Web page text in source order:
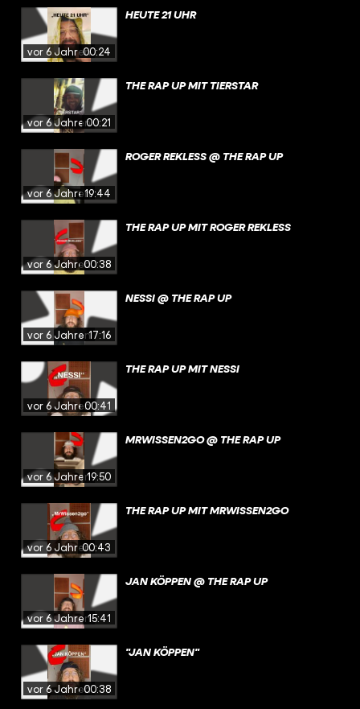
vor 6 Jahren00:24
HEUTE 21 UHR
vor 6 Jahren00:21
THE RAP UP MIT TIERSTAR
vor 6 Jahren19:44
ROGER REKLESS @ THE RAP UP
vor 6 Jahren00:38
THE RAP UP MIT ROGER REKLESS
vor 6 Jahren17:16
NESSI @ THE RAP UP
vor 6 Jahren00:41
THE RAP UP MIT NESSI
vor 6 Jahren19:50
MRWISSEN2GO @ THE RAP UP
vor 6 Jahren00:43
THE RAP UP MIT MRWISSEN2GO
vor 6 Jahren15:41
JAN KÖPPEN @ THE RAP UP
vor 6 Jahren00:38
"JAN KÖPPEN"